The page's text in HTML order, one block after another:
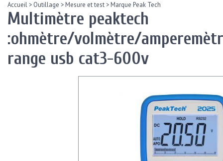
Accueil > Outillage >Mesure et test >Marque Peak Tech
Multimètre peaktech
:ohmètre/volmètre/
range usb cat3-600v